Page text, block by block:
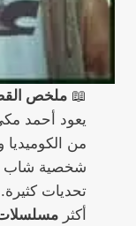
📖 ملخص
يعود أحمد
من الكوميديا
شخصية شاب
تحديات كثيرة.
أكثر مسلسلات